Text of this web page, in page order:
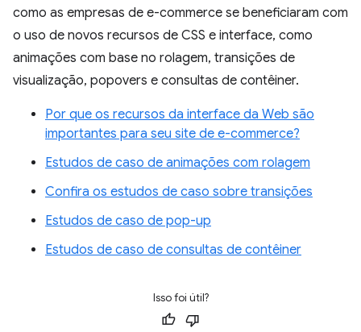
como as empresas de e-commerce se beneficiaram com
o uso de novos recursos de CSS e interface, como
animações com base no rolagem, transições de
visualização, popovers e consultas de contêiner.
Por que os recursos da interface da Web são
importantes para seu site de e-commerce?
Estudos de caso de animações com rolagem
Confira os estudos de caso sobre transições
Estudos de caso de pop-up
Estudos de caso de consultas de contêiner
Isso foi útil?